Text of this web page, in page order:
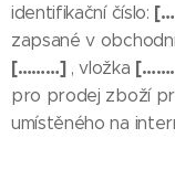
identifikační číslo:
zapsané v
[………], vložka
pro prodej zboží
umístěného na